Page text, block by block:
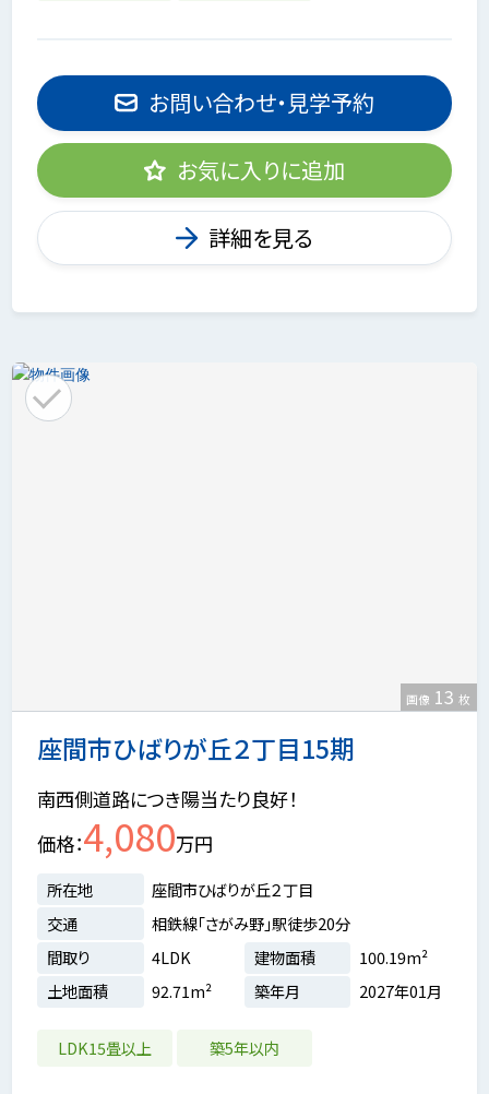
お問い合わせ・見学予約
お気に入りに追加
詳細を見る
座間市ひばりが丘２丁目15期
画像 13 枚
南西側道路につき陽当たり良好！
価格 4,080万円
所在地
座間市ひばりが丘２丁目
交通
相鉄線「さがみ野」駅徒歩20分
間取り
4LDK 建物面積
100.19m²
土地面積
92.71m² 築年月 2027年01月
LDK15畳以上 築5年以内